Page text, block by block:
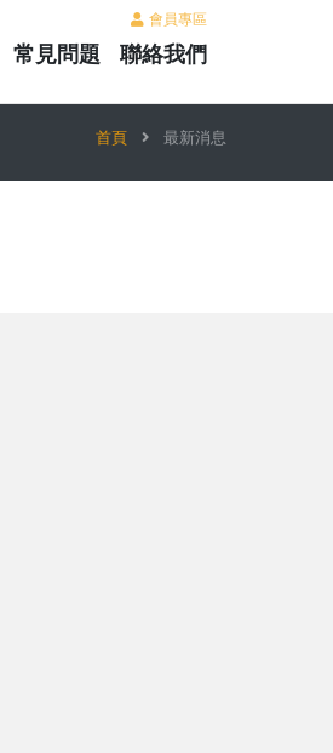
會員專區
常見問題 聯絡我們
首頁 最新消息